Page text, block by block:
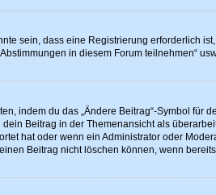
sein, dass eine Registrierung erforderlich
in diesem Forum teilnehmen“
indem du das „Ändere Beitrag“-Symbol für
Beitrag in der Themenansicht als
hat oder wenn ein Administrator oder
Beitrag nicht löschen können, wenn